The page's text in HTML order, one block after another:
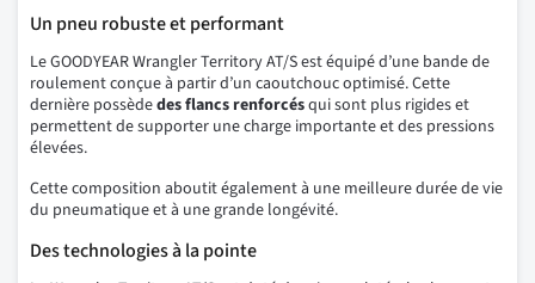
Un pneu robuste et performant
Le GOODYEAR Wrangler Territory AT/S est équipé d’une bande de
roulement conçue à partir d’un caoutchouc optimisé. Cette
dernière possèdedes flancs renforcésqui sont plus rigides et
permettent de supporter une charge importante et des pressions
élevées.
Cette composition aboutit également à une meilleure durée de vie
du pneumatique et à une grande longévité.
Des technologies à la pointe